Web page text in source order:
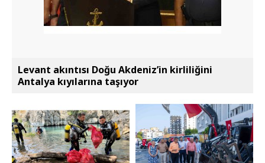
Levant akıntısı Doğu Akdeniz’in kirliliğini
Antalya kıyılarına taşıyor